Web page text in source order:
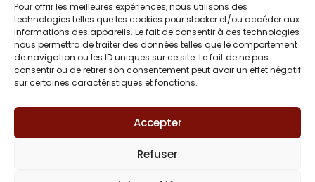
Pour offrir les meilleures expériences, nous utilisons des
technologies telles que les cookies pour stocker et/ou accéder aux
informations des appareils. Le fait de consentir à ces technologies
nous permettra de traiter des données telles que le comportement
de navigation ou les ID uniques sur ce site. Le fait de ne pas
consentir ou de retirer son consentement peut avoir un effet négatif
sur certaines caractéristiques et fonctions.
Accepter
Refuser
Annuaire praticiens
Plan du site
Mentions légales